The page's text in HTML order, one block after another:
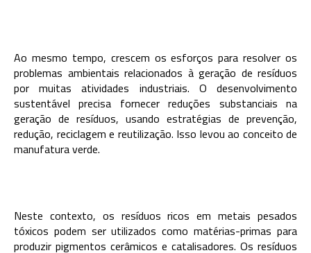
Ao mesmo tempo, crescem os esforços para resolver os
problemas ambientais relacionados à geração de resíduos
por muitas atividades industriais. O desenvolvimento
sustentável precisa fornecer reduções substanciais na
geração de resíduos, usando estratégias de prevenção,
redução, reciclagem e reutilização. Isso levou ao conceito de
manufatura verde.
Neste contexto, os resíduos ricos em metais pesados
tóxicos podem ser utilizados como matérias-primas para
produzir pigmentos cerâmicos e catalisadores. Os resíduos